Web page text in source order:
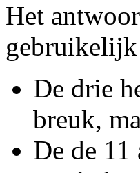
Het
De drie
breuk,
De de